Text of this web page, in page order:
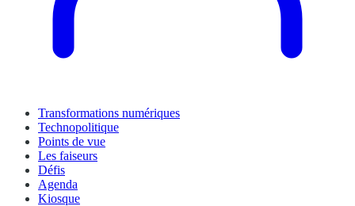
Transformations numériques
Technopolitique
Points de vue
Les faiseurs
Défis
Agenda
Kiosque